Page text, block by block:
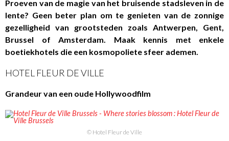
Proeven van de magie van het bruisende stadsleven in de
lente? Geen beter plan om te genieten van de zonnige
gezelligheid van grootsteden zoals Antwerpen, Gent,
Brussel of Amsterdam. Maak kennis met enkele
boetiekhotels die een kosmopoliete sfeer ademen.
HOTEL FLEUR DE VILLE
Grandeur van een oude Hollywoodfilm
© Hotel Fleur de Ville